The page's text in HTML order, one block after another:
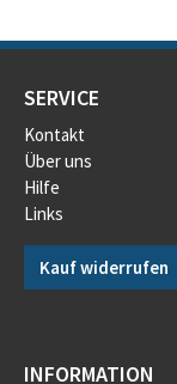
SERVICE
Kontakt
Über uns
Hilfe
Links
Kauf widerrufen
INFORMATION